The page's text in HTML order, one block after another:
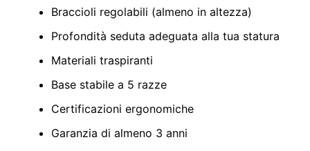
Braccioli regolabili (almeno in altezza)
Profondità seduta adeguata alla tua statura
Materiali traspiranti
Base stabile a 5 razze
Certificazioni ergonomiche
Garanzia di almeno 3 anni